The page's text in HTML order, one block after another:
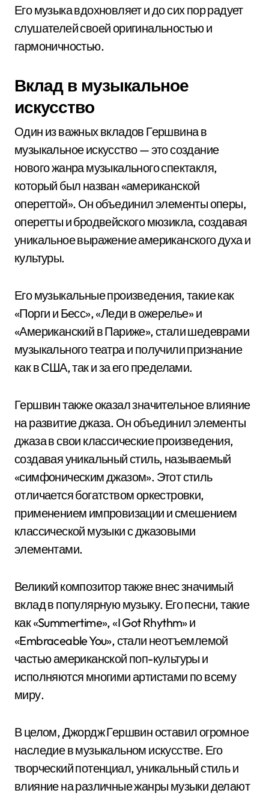
Его музыка вдохновляет и до сих пор радует
слушателей своей оригинальностью и
гармоничностью.
Вклад в музыкальное
искусство
Один из важных вкладов Гершвина в
музыкальное искусство — это создание
нового жанра музыкального спектакля,
который был назван «американской
опереттой». Он объединил элементы оперы,
оперетты и бродвейского мюзикла, создавая
уникальное выражение американского духа и
культуры.
Его музыкальные произведения, такие как
«Порги и Бесс», «Леди в ожерелье» и
«Американский в Париже», стали шедеврами
музыкального театра и получили признание
как в США, так и за его пределами.
Гершвин также оказал значительное влияние
на развитие джаза. Он объединил элементы
джаза в свои классические произведения,
создавая уникальный стиль, называемый
«симфоническим джазом». Этот стиль
отличается богатством оркестровки,
применением импровизации и смешением
классической музыки с джазовыми
элементами.
Великий композитор также внес значимый
вклад в популярную музыку. Его песни, такие
как «Summertime», «I Got Rhythm» и
«Embraceable You», стали неотъемлемой
частью американской поп-культуры и
исполняются многими артистами по всему
миру.
В целом, Джордж Гершвин оставил огромное
наследие в музыкальном искусстве. Его
творческий потенциал, уникальный стиль и
влияние на различные жанры музыки делают